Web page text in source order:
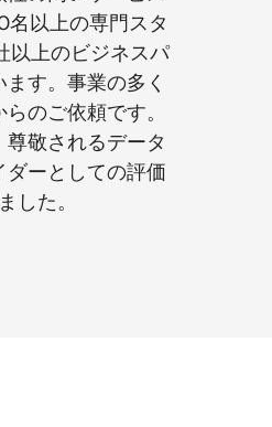
以上の専門スタ
以上のビジネスパ
す。事業の多く
のご依頼です。
敬されるデータ
ーとしての評価
した。